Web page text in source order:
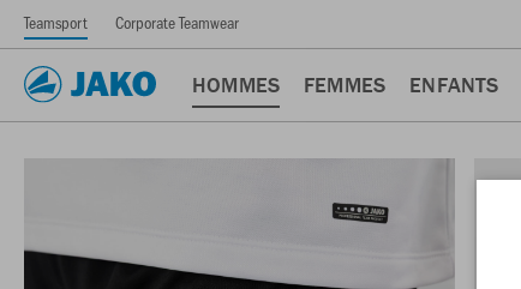
Teamsport Corporate Teamwear
HOMMES FEMMES ENFANTS